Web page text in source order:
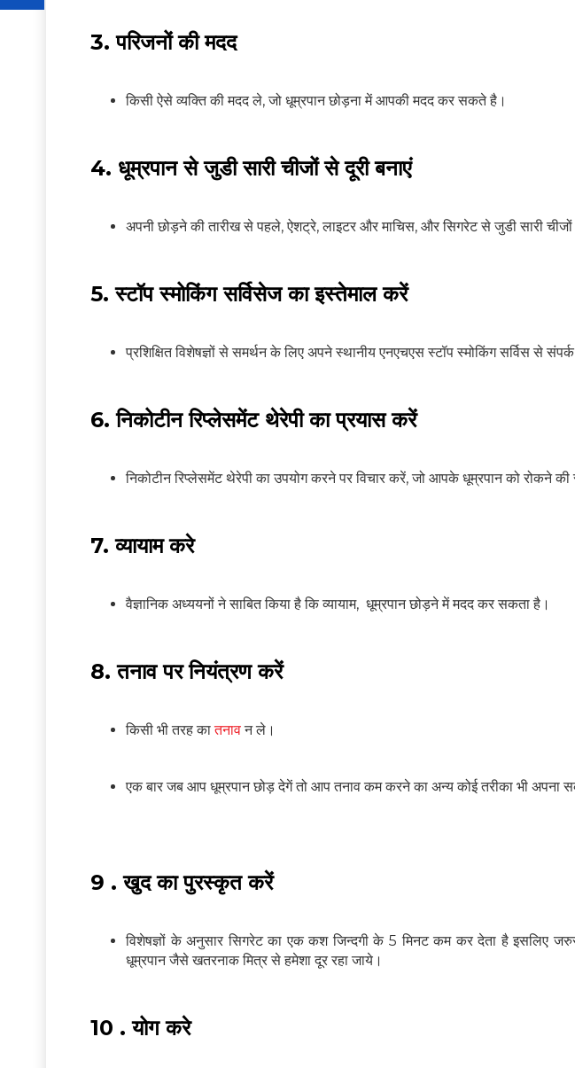
3. परिजनों की मदद
किसी ऐसे व्यक्ति की मदद ले, जो धूम्रपान छोड़ना में आपकी मदद कर सकते है।
4. धूम्रपान से जुडी सारी चीजों से दूरी बनाएं
अपनी छोड़ने की तारीख से पहले, ऐशट्रे, लाइटर और माचिस, और सिगरेट से जुडी सारी
5. स्टॉप स्मोकिंग सर्विसेज का इस्तेमाल करें
प्रशिक्षित विशेषज्ञों से समर्थन के लिए अपने स्थानीय एनएचएस स्टॉप स्मोकिंग सर्विस से
6. निकोटीन रिप्लेसमेंट थेरेपी का प्रयास करें
निकोटीन रिप्लेसमेंट थेरेपी का उपयोग करने पर विचार करें, जो आपके धूम्रपान को रोकने
7. व्यायाम करे
वैज्ञानिक अध्ययनों ने साबित किया है कि व्यायाम, धूम्रपान छोड़ने में मदद कर सकता है।
8. तनाव पर नियंत्रण करें
किसी भी तरह कातनावन ले।
एक बार जब आप धूम्रपान छोड़ देगें तो आप तनाव कम करने का अन्य कोई तरीका भी अपना
9 . खुद का पुरस्कृत करें
विशेषज्ञों के अनुसार सिगरेट का एक कश जिन्दगी के 5 मिनट कम कर देता है इसलिए
धूम्रपान जैसे खतरनाक मित्र से हमेशा दूर रहा जाये।
10 . योग करे